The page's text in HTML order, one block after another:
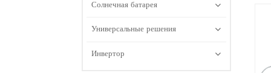
Солнечная батарея
Универсальные решения
Инвертор